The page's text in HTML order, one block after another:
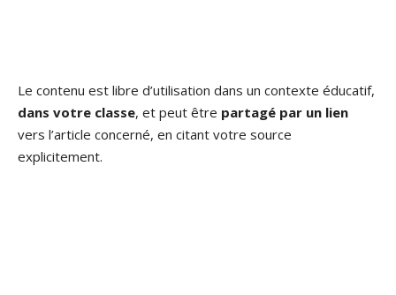
Le contenu est libre d’utilisation dans un contexte éducatif,
dans votre classe, et peut être partagé par un lien
vers l’article concerné, en citant votre source
explicitement.